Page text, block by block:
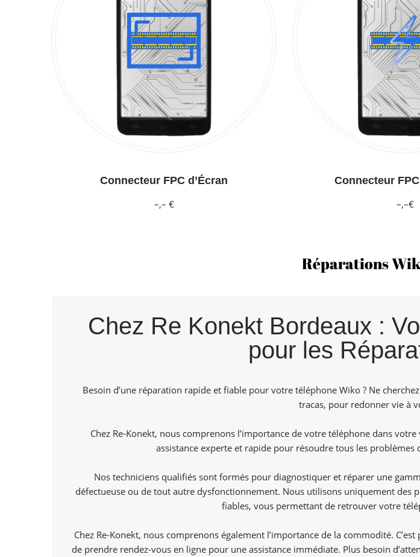
Connecteur FPC d’Écran
–,– €
Connecteur
–,–€
Réparations
Chez Re Konekt Bordeaux :
pour les
Besoin d’une réparation rapide et fiable pour votre téléphone Wiko ? Ne
tracas, pour redonner vie à
Chez Re-Konekt, nous comprenons l’importance de votre téléphone dans
assistance experte et rapide pour résoudre tous les
Nos techniciens qualifiés sont formés pour diagnostiquer et réparer une
défectueuse ou de tout autre dysfonctionnement. Nous utilisons uniquement des
fiables, vous permettant de retrouver votre
Chez Re-Konekt, nous comprenons également l’importance de la commodité.
de prendre rendez-vous en ligne pour une assistance immédiate. Plus besoin